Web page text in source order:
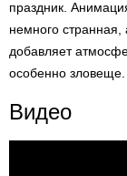
праздник.
немного
добавляет
особенно зловеще.
Видео